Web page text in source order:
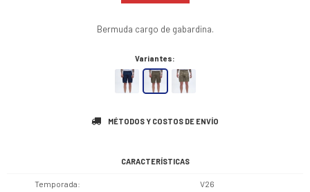
Bermuda cargo de gabardina.
Variantes:
MÉTODOS Y COSTOS DE ENVÍO
CARACTERÍSTICAS
Temporada V26